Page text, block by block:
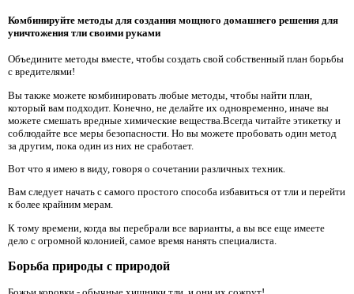
Комбинируйте методы для создания мощного домашнего решения для
уничтожения тли своими руками
Объедините методы вместе, чтобы создать свой собственный план борьбы
с вредителями!
Вы также можете комбинировать любые методы, чтобы найти план,
который вам подходит. Конечно, не делайте их одновременно, иначе вы
можете смешать вредные химические вещества.Всегда читайте этикетку и
соблюдайте все меры безопасности. Но вы можете пробовать один метод
за другим, пока один из них не сработает.
Вот что я имею в виду, говоря о сочетании различных техник.
Вам следует начать с самого простого способа избавиться от тли и перейти
к более крайним мерам.
К тому времени, когда вы перебрали все варианты, а вы все еще имеете
дело с огромной колонией, самое время нанять специалиста.
Борьба природы с природой